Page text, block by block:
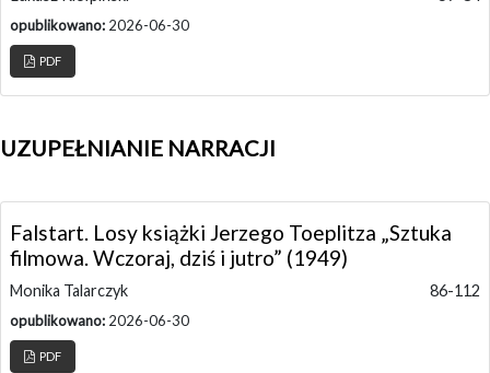
opublikowano: 2026-06-30
PDF
UZUPEŁNIANIE NARRACJI
Falstart. Losy książki Jerzego Toeplitza „Sztuka
filmowa. Wczoraj, dziś i jutro” (1949)
Monika Talarczyk 86-112
opublikowano: 2026-06-30
PDF